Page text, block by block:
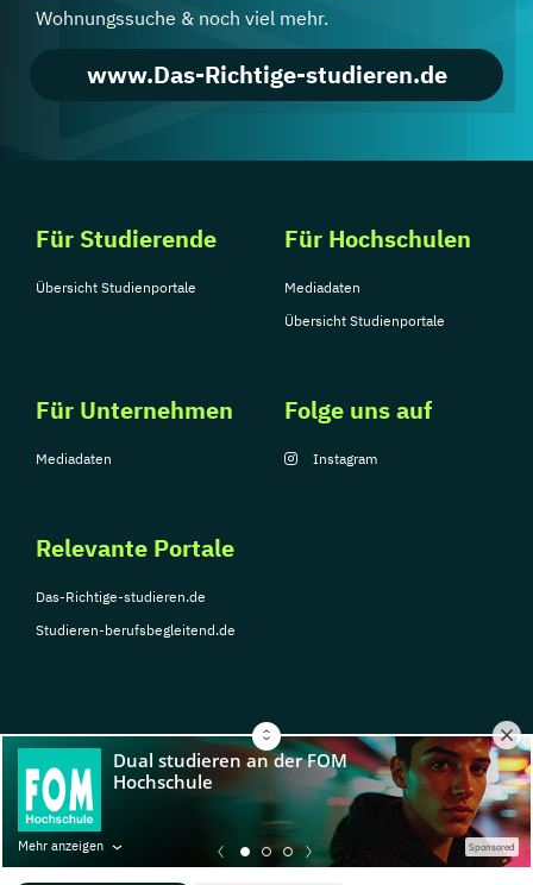
Mehr anzeigen Sponsored
Wohnungssuche & noch viel mehr.
www.Das-Richtige-studieren.de
Für Studierende
Übersicht Studienportale
Für Hochschulen
Mediadaten
Übersicht Studienportale
Für Unternehmen
Mediadaten
Relevante Portale
Das-Richtige-studieren.de
Studieren-berufsbegleitend.de
Folge uns auf
Instagram
© Copyright 2026, TarGroup Media GmbH
Impressum
uns
Datenschutzerklärung Nutzungsbedingungen